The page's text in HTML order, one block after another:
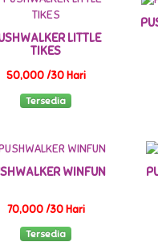
LITTLE
TIKES
50,000 /30 Hari
Tersedia
WINFUN
70,000 /30 Hari
Tersedia